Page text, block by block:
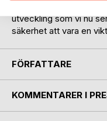
utveckling som vi nu
säkerhet att vara en
FÖRFATTARE
KOMMENTARER I